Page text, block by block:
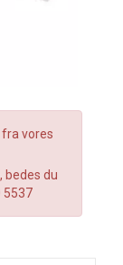
vores
bedes du
5537